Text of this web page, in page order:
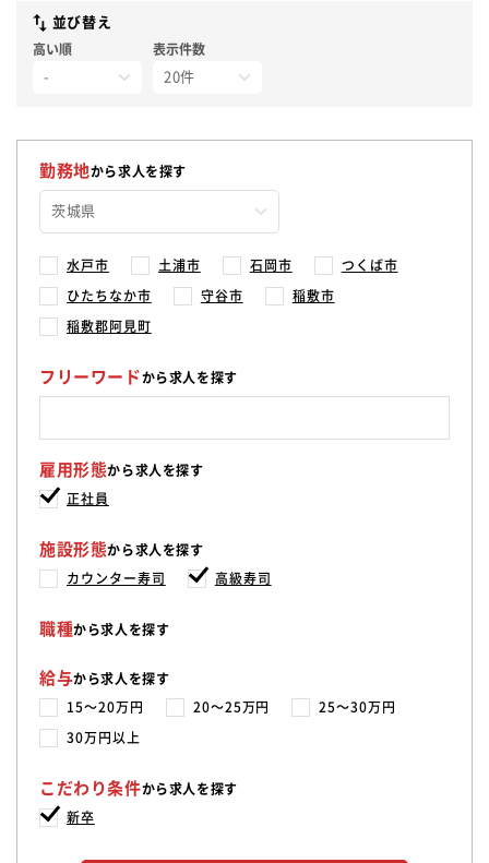
並び替え
高い順 表示件数
勤務地から求人を探す
水戸市 土浦市 石岡市 つくば市
ひたちなか市 守谷市 稲敷市
稲敷郡阿見町
フリーワードから求人を探す
雇用形態から求人を探す
正社員
施設形態から求人を探す
カウンター寿司 高級寿司
職種から求人を探す
給与から求人を探す
15〜20万円 20〜25万円 25〜30万円
30万円以上
こだわり条件から求人を探す
新卒